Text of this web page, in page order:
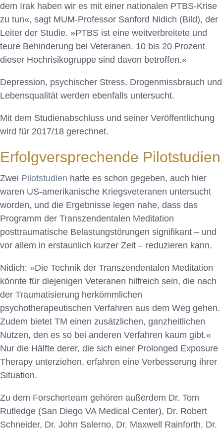
dem Irak haben wir es mit einer nationalen PTBS-Krise
zu tun«, sagt MUM-Professor Sanford Nidich (Bild), der
Leiter der Studie. »PTBS ist eine weitverbreitete und
teure Behinderung bei Veteranen. 10 bis 20 Prozent
dieser Hochrisikogruppe sind davon betroffen.«
Depression, psychischer Stress, Drogenmissbrauch und
Lebensqualität werden ebenfalls untersucht.
Mit dem Studienabschluss und seiner Veröffentlichung
wird für 2017/18 gerechnet.
Erfolgversprechende Pilotstudien
Zwei Pilotstudien hatte es schon gegeben, auch hier
waren US-amerikanische Kriegsveteranen untersucht
worden, und die Ergebnisse legen nahe, dass das
Programm der Transzendentalen Meditation
posttraumatische Belastungstörungen signifikant – und
vor allem in erstaunlich kurzer Zeit – reduzieren kann.
Nidich: »Die Technik der Transzendentalen Meditation
könnte für diejenigen Veteranen hilfreich sein, die nach
der Traumatisierung herkömmlichen
psychotherapeutischen Verfahren aus dem Weg gehen.
Zudem bietet TM einen zusätzlichen, ganzheitlichen
Nutzen, den es so bei anderen Verfahren kaum gibt.«
Nur die Hälfte derer, die sich einer Prolonged Exposure
Therapy unterziehen, erfahren eine Verbesserung ihrer
Situation.
Zu dem Forscherteam gehören außerdem Dr. Tom
Rutledge (San Diego VA Medical Center), Dr. Robert
Schneider, Dr. John Salerno, Dr. Maxwell Rainforth, Dr.